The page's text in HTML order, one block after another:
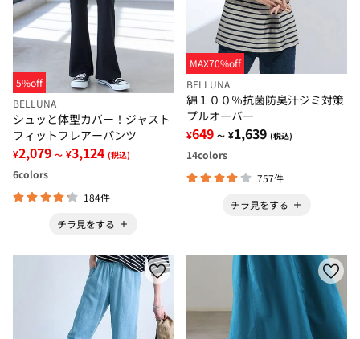
5%off
BELLUNA
シュッと体型カバー！ジャスト
フィットフレアーパンツ
¥2,079 ～ ¥3,124 (税込)
6colors
184件
チラ見をする
MAX70%off
BELLUNA
綿１００％抗菌防臭汗ジミ対策
プルオーバー
¥649 ～ ¥1,639 (税込)
14colors
757件
チラ見をする